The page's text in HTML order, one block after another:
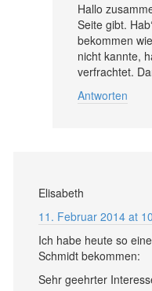
Hallo
Seite gibt.
bekommen
nicht kannte,
verfrachtet.
Antworten
Elisabeth
11. Februar 2014 at
Ich habe heute so
Schmidt bekommen:
Sehr geehrter